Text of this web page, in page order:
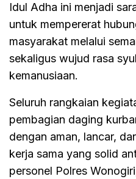
Idul Adha ini menjadi
untuk mempererat
masyarakat melalui
sekaligus wujud rasa
kemanusiaan.
Seluruh rangkaian
pembagian daging
dengan aman, lancar,
kerja sama yang solid
personel Polres